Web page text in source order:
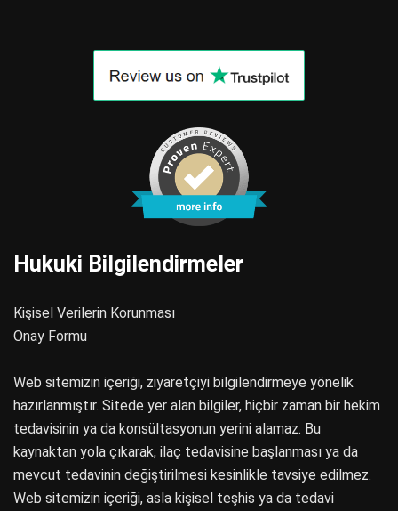
Hukuki Bilgilendirmeler
Kişisel Verilerin Korunması
Onay Formu
Web sitemizin içeriği, ziyaretçiyi bilgilendirmeye yönelik
hazırlanmıştır. Sitede yer alan bilgiler, hiçbir zaman bir hekim
tedavisinin ya da konsültasyonun yerini alamaz. Bu
kaynaktan yola çıkarak, ilaç tedavisine başlanması ya da
mevcut tedavinin değiştirilmesi kesinlikle tavsiye edilmez.
Web sitemizin içeriği, asla kişisel teşhis ya da tedavi